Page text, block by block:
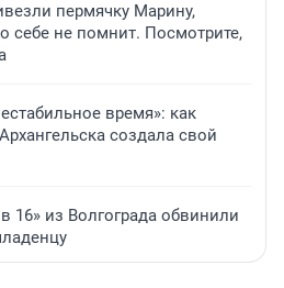
пермячку Марину,
себе не помнит. Посмотрите,
время»: как
создала свой
16» из Волгограда обвинили